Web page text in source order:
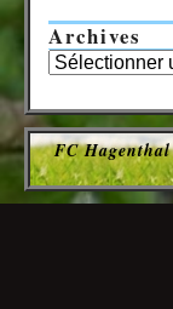
Archives
FC